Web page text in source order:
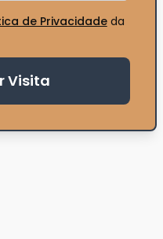
de Privacidadeda
Visita